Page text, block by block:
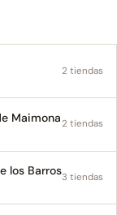
2 tiendas
Maimona2 tiendas
los Barros3 tiendas